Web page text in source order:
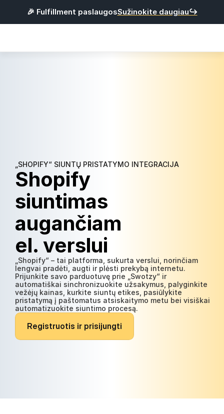
🎉 Fulfillment paslaugosSužinokite daugiau↪
„SHOPIFY“ SIUNTŲ PRISTATYMO INTEGRACIJA
Shopify
siuntimas
augančiam
el. verslui
„Shopify“ – tai platforma, sukurta verslui, norinčiam
lengvai pradėti, augti ir plėsti prekybą internetu.
Prijunkite savo parduotuvę prie „Swotzy“ ir
automatiškai sinchronizuokite užsakymus, palyginkite
vežėjų kainas, kurkite siuntų etikes, pasiūlykite
pristatymą į paštomatus atsiskaitymo metu bei visiškai
automatizuokite siuntimo procesą.
Registruotis ir prisijungti